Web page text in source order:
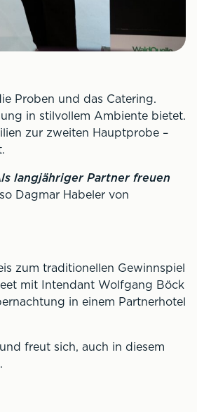
Proben und das Catering.
in stilvollem Ambiente bietet.
zur zweiten Hauptprobe –
langjähriger Partner freuen
Dagmar Habeler von
zum traditionellen Gewinnspiel
mit Intendant Wolfgang Böck
in einem Partnerhotel
freut sich, auch in diesem